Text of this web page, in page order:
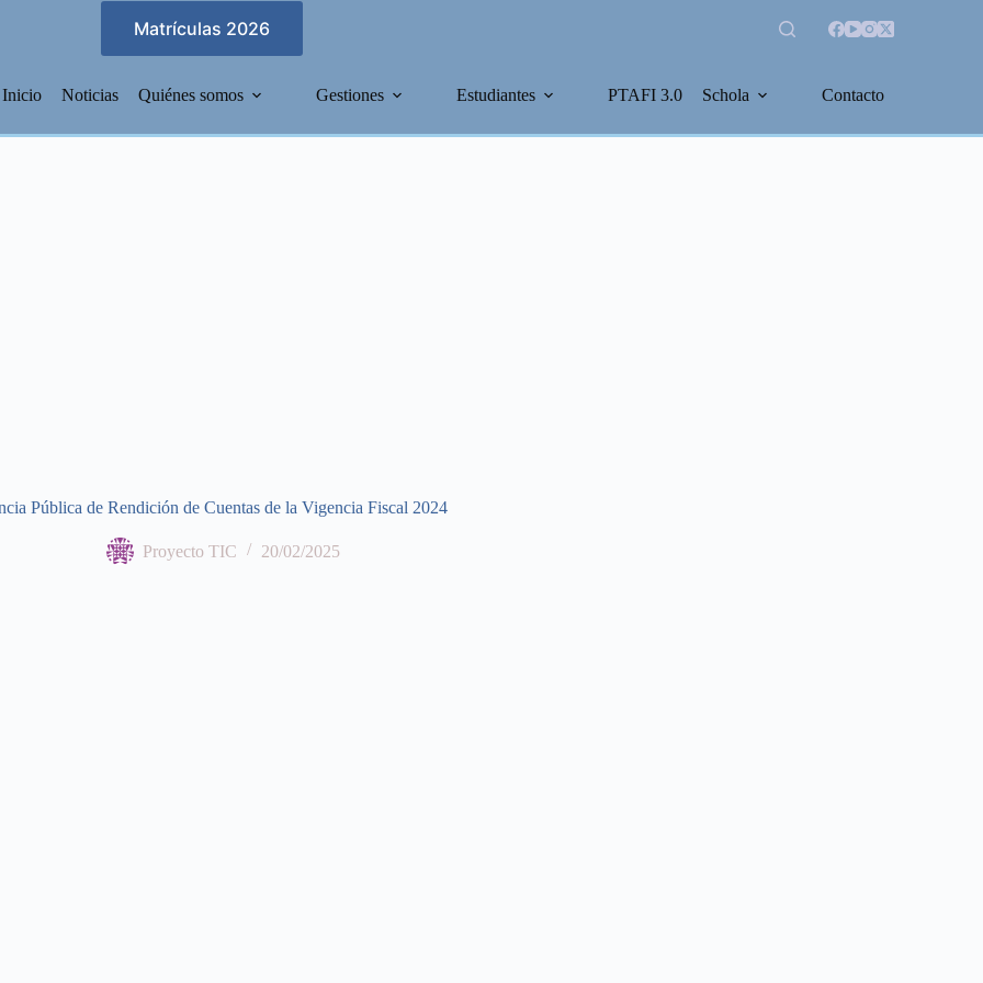
Matrículas 2026
Inicio Noticias Quiénes somos Gestiones Estudiantes PTAFI 3.0 Schola Contacto
Pública de Rendición de Cuentas de la Vigencia Fiscal 2024
Proyecto TIC 20/02/2025